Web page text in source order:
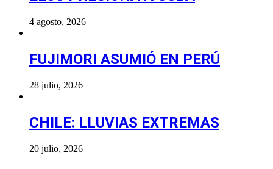
4 agosto, 2026
FUJIMORI ASUMIÓ EN PERÚ
28 julio, 2026
CHILE: LLUVIAS EXTREMAS
20 julio, 2026